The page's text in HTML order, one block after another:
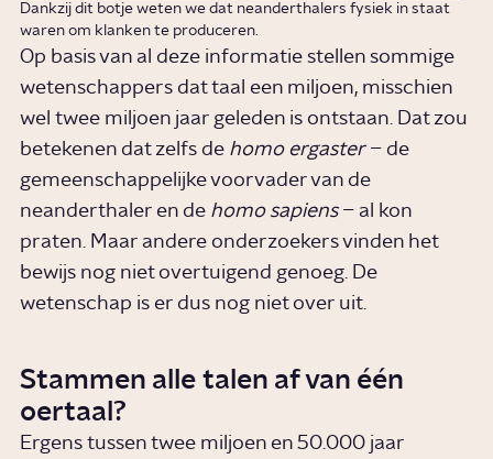
Dankzij dit botje weten we dat neanderthalers fysiek in staat
waren om klanken te produceren.
Op basis van al deze informatie stellen sommige
wetenschappers dat taal een miljoen, misschien
wel twee miljoen jaar geleden is ontstaan. Dat zou
betekenen dat zelfs de homo ergaster– de
gemeenschappelijke voorvader van de
neanderthaler en de homo sapiens– al kon
praten. Maar andere onderzoekers vinden het
bewijs nog niet overtuigend genoeg. De
wetenschap is er dus nog niet over uit.
Stammen alle talen af van één
oertaal?
Ergens tussen twee miljoen en 50.000 jaar